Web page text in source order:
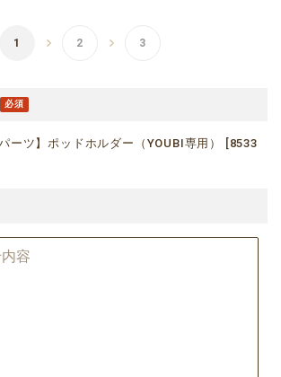
ーツ】ポッドホルダー（YOUBI専用） [8533